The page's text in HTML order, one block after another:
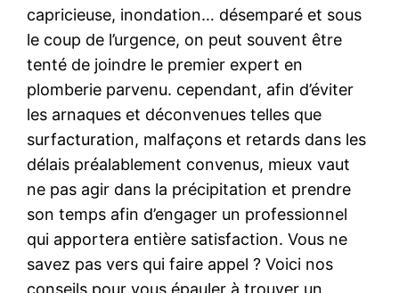
capricieuse, inondation… désemparé et sous
le coup de l’urgence, on peut souvent être
tenté de joindre le premier expert en
plomberie parvenu. cependant, afin d’éviter
les arnaques et déconvenues telles que
surfacturation, malfaçons et retards dans les
délais préalablement convenus, mieux vaut
ne pas agir dans la précipitation et prendre
son temps afin d’engager un professionnel
qui apportera entière satisfaction. Vous ne
savez pas vers qui faire appel ? Voici nos
conseils pour vous épauler à trouver un